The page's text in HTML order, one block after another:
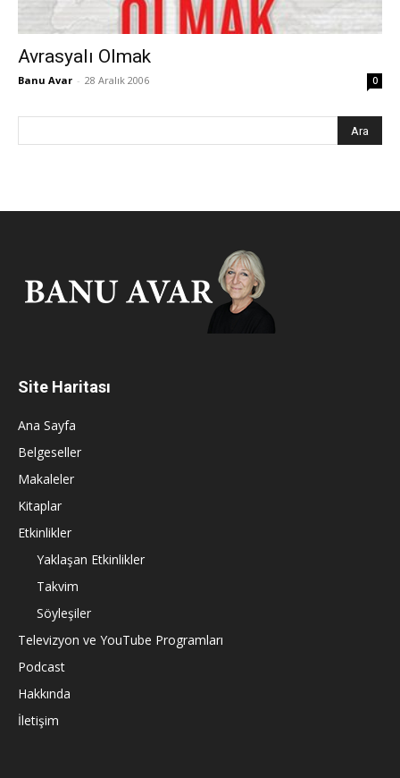
Avrasyalı Olmak
Banu Avar - 28 Aralık 2006 0
Site Haritası
Ana Sayfa
Belgeseller
Makaleler
Kitaplar
Etkinlikler
Yaklaşan Etkinlikler
Takvim
Söyleşiler
Televizyon ve YouTube Programları
Podcast
Hakkında
İletişim